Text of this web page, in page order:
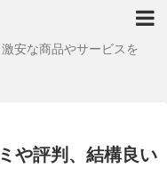
安な商品やサービスを
や評判、結構良い